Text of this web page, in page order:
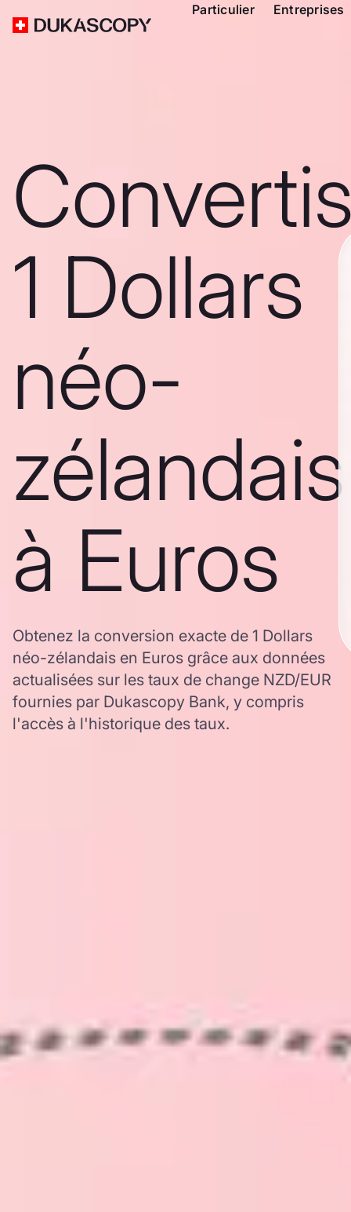
Particulier Entreprises
1 Dollars
néo-
zélandais
à Euros
Obtenez la conversion exacte de 1 Dollars
néo-zélandais en Euros grâce aux données
actualisées sur les taux de change NZD/EUR
fournies par Dukascopy Bank, y compris
l'accès à l'historique des taux.